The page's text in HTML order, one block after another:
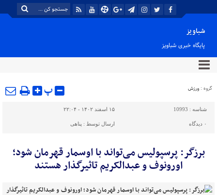
شباویز
پایگاه خبری شباویز
گروه : ورزش پ
شناسه : 10993 ۱۵ اسفند ۱۴۰۲ - ۲۲:۰۴
۰ دیدگاه ارسال توسط : پناهی
برزگر: پرسپولیس می‌تواند با اوسمار قهرمان شود؛
اورونوف و عبدالکریم تاثیرگذار هستند